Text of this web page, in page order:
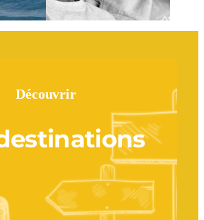
Découvrir